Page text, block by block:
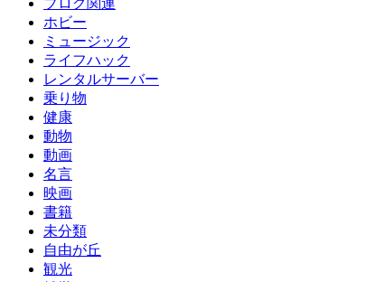
ホビー
ミュージック
ライフハック
レンタルサーバー
乗り物
健康
動物
動画
名言
映画
書籍
未分類
自由が丘
観光